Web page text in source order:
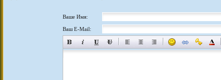
Ваше Имя:
Ваш E-Mail: